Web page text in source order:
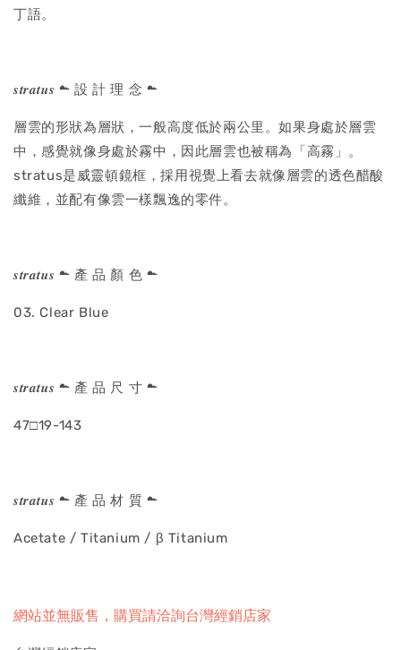
丁語。
𝒔𝒕𝒓𝒂𝒕𝒖𝒔 ☁ 設 計 理 念 ☁
層雲的形狀為層狀，一般高度低於兩公里。如果身處於層雲
中，感覺就像身處於霧中，因此層雲也被稱為「高霧」。
stratus是威靈頓鏡框，採用視覺上看去就像層雲的透色醋酸
纖維，並配有像雲一樣飄逸的零件。
𝒔𝒕𝒓𝒂𝒕𝒖𝒔 ☁ 產 品 顏 色 ☁
03. Clear Blue
𝒔𝒕𝒓𝒂𝒕𝒖𝒔 ☁ 產 品 尺 寸 ☁
47□19-143
𝒔𝒕𝒓𝒂𝒕𝒖𝒔 ☁ 產 品 材 質 ☁
Acetate / Titanium / β Titanium
網站並無販售，購買請洽詢台灣經銷店家